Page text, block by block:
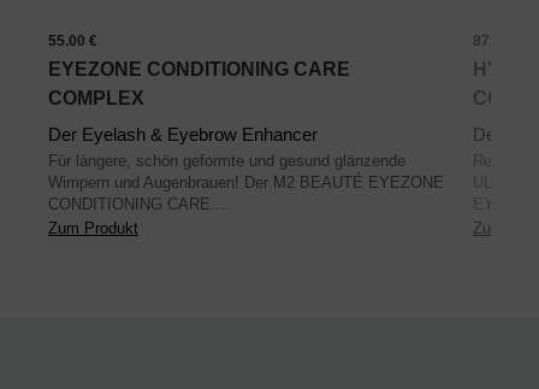
55.00 €
EYEZONE CONDITIONING CARE
COMPLEX
Der Eyelash & Eyebrow Enhancer
Für längere, schön geformte und gesund glänzende
Wimpern und Augenbrauen! Der M2 BEAUTÉ EYEZONE
CONDITIONING CARE...
Zum Produkt
87.00 €
Der
Zum